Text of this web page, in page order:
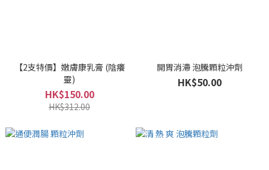
【2支特價】嫩膚康乳膏 (陰癢
靈)
HK$150.00
HK$312.00
開胃消滯 泡騰顆粒沖劑
HK$50.00